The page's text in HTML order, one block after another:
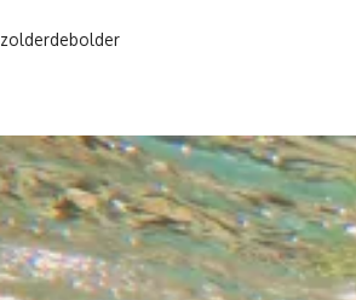
zolderdebolder